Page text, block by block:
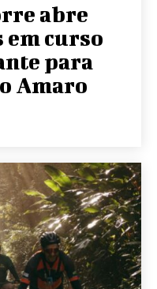
abre
curso
para
Amaro